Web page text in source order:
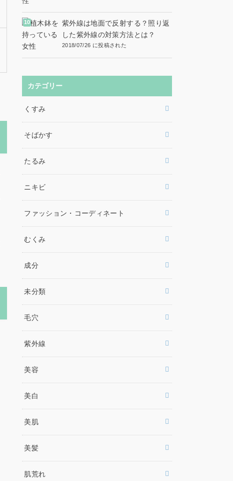
紫外線は地面で反射する？照り返
した紫外線の対策方法とは？
2018/07/26 に投稿された
カテゴリー
くすみ
そばかす
たるみ
ニキビ
ファッション・コーディネート
むくみ
成分
未分類
毛穴
紫外線
美容
美白
美肌
美髪
肌荒れ